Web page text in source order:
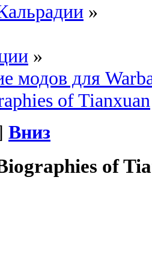
»
»
модов для
of Tianxuan
Вниз
of